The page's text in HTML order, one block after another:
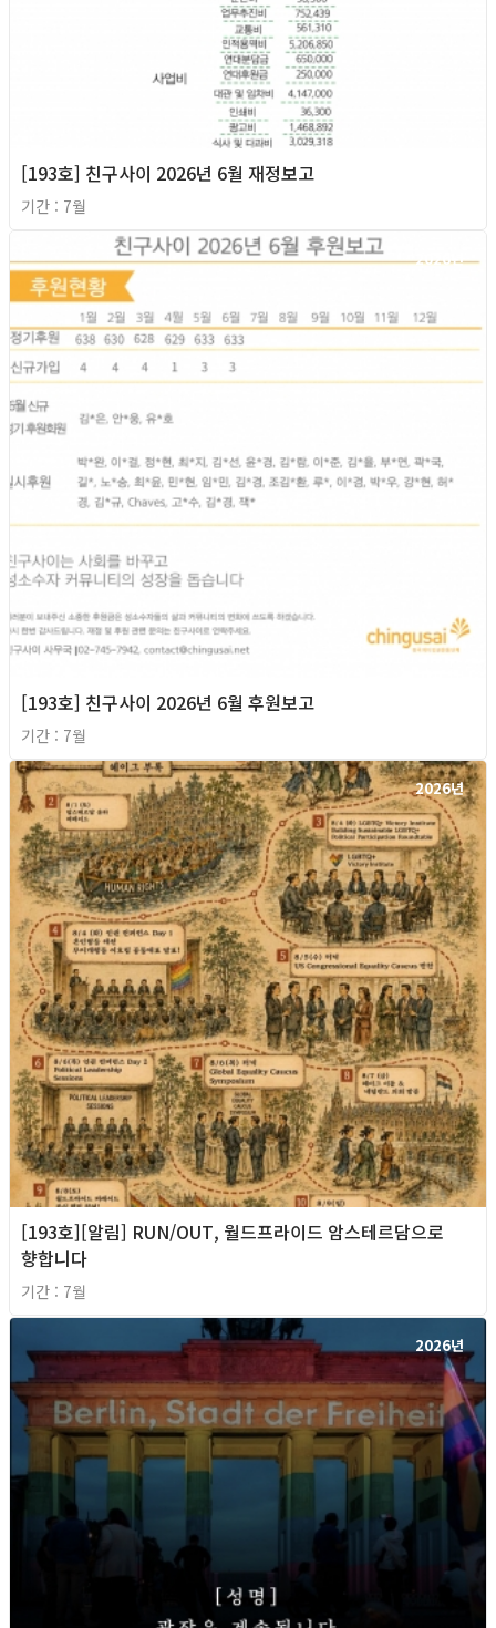
[193호] 친구사이 2026년 6월 재정보고
기간 : 7월
2026년
[193호] 친구사이 2026년 6월 후원보고
기간 : 7월
2026년
[193호][알림] RUN/OUT, 월드프라이드 암스테르담으로
향합니다
기간 : 7월
2026년